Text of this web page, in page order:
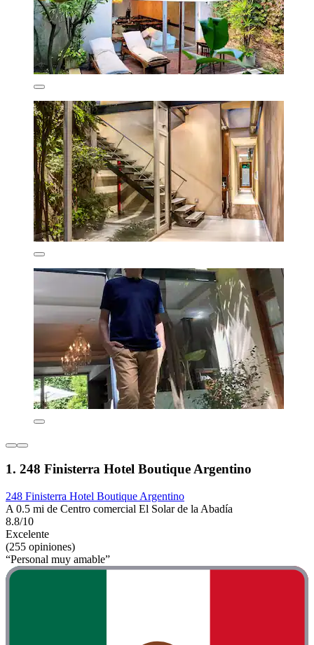
1. 248 Finisterra Hotel Boutique Argentino
248 Finisterra Hotel Boutique Argentino
A 0.5 mi de Centro comercial El Solar de la Abadía
8.8/10
Excelente
(255 opiniones)
“Personal muy amable”